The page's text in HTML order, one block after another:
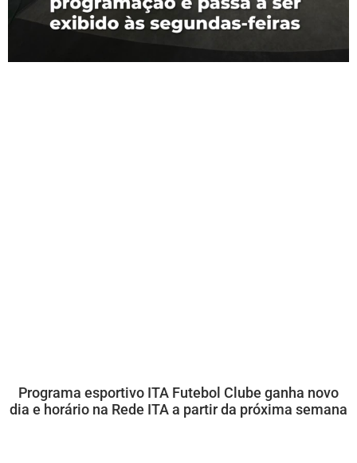
Programa esportivo ITA Futebol Clube ganha novo
dia e horário na Rede ITA a partir da próxima semana